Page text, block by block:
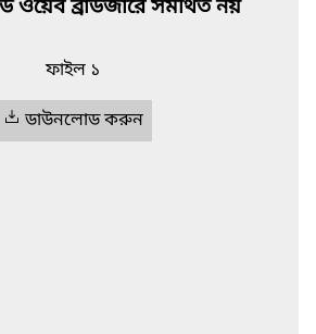
ওয়েব ব্রাউজারে সমর্থিত নয়
ফাইল ১
ডাউনলোড করুন